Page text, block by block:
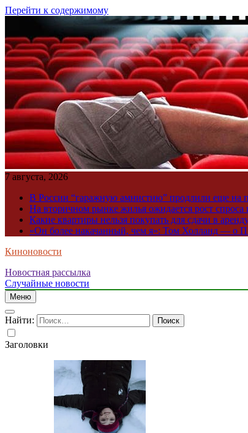
Перейти к содержимому
7 августа, 2026
В России “гаражную амнистию” продлили еще на
На вторичном рынке жилья ожидается рост спроса
Какие квартиры нельзя покупать для сдачи в
«Он более накачанный, чем я»: Том Холланд — о
Киноновости
Новостная рассылка
Случайные новости
Меню
Найти:
Заголовки